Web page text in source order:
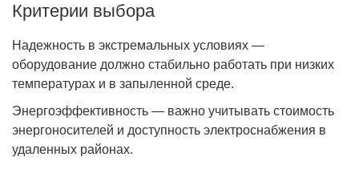
Критерии выбора
Надежность в экстремальных условиях —
оборудование должно стабильно работать при низких
температурах и в запыленной среде.
Энергоэффективность — важно учитывать стоимость
энергоносителей и доступность электроснабжения в
удаленных районах.